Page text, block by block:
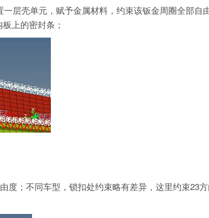
层壳单元，赋予金属材料，约束该钣金周圈全部自
上的密封条；
；不同车型，锁扣处约束略有差异，这里约束23方